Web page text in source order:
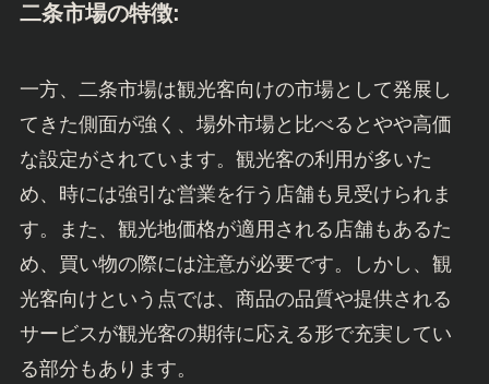
二条市場の特徴:
一方、二条市場は観光客向けの市場として発展し
てきた側面が強く、場外市場と比べるとやや高価
な設定がされています。観光客の利用が多いた
め、時には強引な営業を行う店舗も見受けられま
す。また、観光地価格が適用される店舗もあるた
め、買い物の際には注意が必要です。しかし、観
光客向けという点では、商品の品質や提供される
サービスが観光客の期待に応える形で充実してい
る部分もあります。